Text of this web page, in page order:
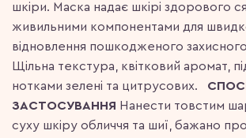
шкіри. Маска надає шкірі здорового
живильними компонентами для
відновлення пошкодженого
Щільна текстура, квітковий аромат,
нотками зелені та цитрусових.
ЗАСТОСУВАННЯ Нанести товстим
суху шкіру обличчя та шиї, бажано